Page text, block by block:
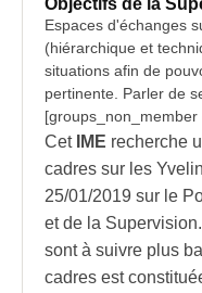
Espaces d'échanges
(hiérarchique et
situations afin de
pertinente. Parler de
Cet IME recherche
cadres sur les
25/01/2019 sur le
et de la
sont à suivre plus
cadres est